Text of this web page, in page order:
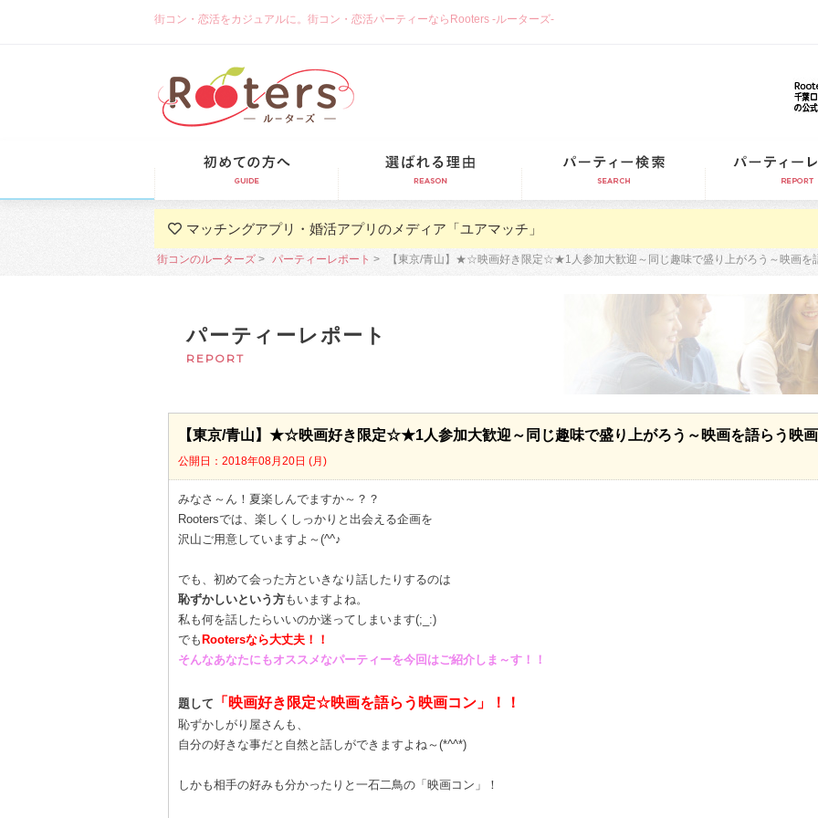
街コン・恋活をカジュアルに。街コン・恋活パーティーならRooters -ルーターズ-
マッチングアプリ・婚活アプリのメディア「ユアマッチ」
街コンのルーターズ パーティーレポート 【東京/青山】★☆映画好き限定☆★1人参加大歓迎～同じ趣味で盛り上がろう～映画を
パーティーレポート
REPORT
【東京/青山】★☆映画好き限定☆★1人参加大歓迎～同じ趣味で盛り上がろう～映画を語らう映
公開日：2018年08月20日 (月)
みなさ～ん！夏楽しんでますか～？？
Rootersでは、楽しくしっかりと出会える企画を
沢山ご用意していますよ～(^^♪
でも、初めて会った方といきなり話したりするのは
恥ずかしいという方もいますよね。
私も何を話したらいいのか迷ってしまいます(;_:)
でも Rootersなら大丈夫！！
そんなあなたにもオススメなパーティーを今回はご紹介しま～す！！
題して 「映画好き限定☆映画を語らう映画コン」！！
恥ずかしがり屋さんも、
自分の好きな事だと自然と話しができますよね～(*^^*)
しかも相手の好みも分かったりと一石二鳥の「映画コン」！